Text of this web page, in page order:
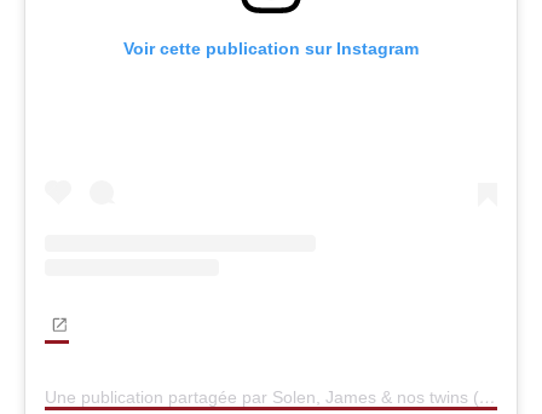
Voir cette publication sur Instagram
Une publication partagée par Solen, James & nos twins (@tripandtwins)